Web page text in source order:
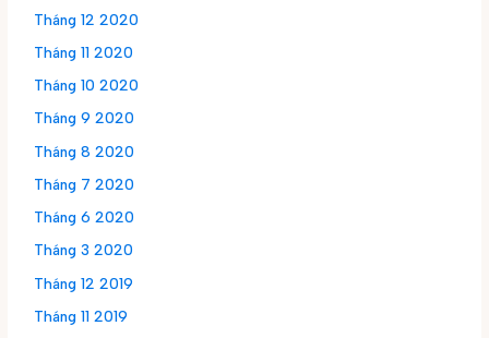
Tháng 12 2020
Tháng 11 2020
Tháng 10 2020
Tháng 9 2020
Tháng 8 2020
Tháng 7 2020
Tháng 6 2020
Tháng 3 2020
Tháng 12 2019
Tháng 11 2019